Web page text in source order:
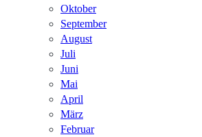
Oktober
September
August
Juli
Juni
Mai
April
März
Februar